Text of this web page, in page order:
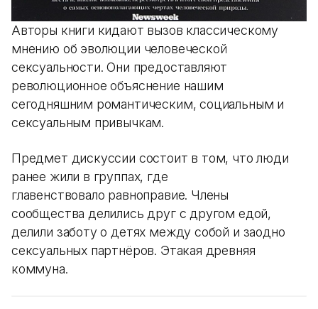
Авторы книги кидают вызов классическому
мнению об эволюции человеческой
сексуальности. Они предоставляют
революционное объяснение нашим
сегодняшним романтическим, социальным и
сексуальным привычкам.
Предмет дискуссии состоит в том, что люди
ранее жили в группах, где
главенствовало равноправие. Члены
сообщества делились друг с другом едой,
делили заботу о детях между собой и заодно
сексуальных партнёров. Этакая древняя
коммуна.